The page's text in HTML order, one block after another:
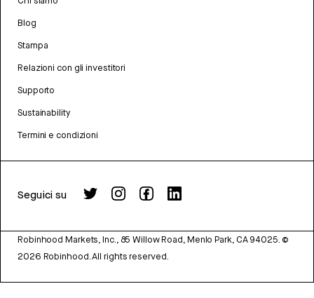
Blog
Stampa
Relazioni con gli investitori
Supporto
Sustainability
Termini e condizioni
Seguici su
Robinhood Markets, Inc., 85 Willow Road, Menlo Park, CA 94025. ©
2026 Robinhood. All rights reserved.